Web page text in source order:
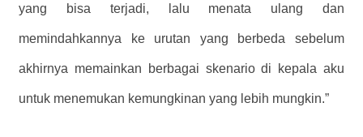
yang bisa terjadi, lalu menata ulang dan
memindahkannya ke urutan yang berbeda sebelum
akhirnya memainkan berbagai skenario di kepala aku
untuk menemukan kemungkinan yang lebih mungkin.”